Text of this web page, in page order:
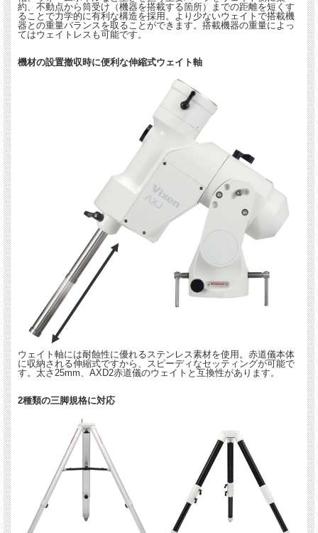
約、不動点から筒受け（機器を搭載する箇所）までの距離を短くす
ることで力学的に有利な構造を採用。より少ないウェイトで搭載機
器との重量バランスを取ることができます。搭載機器の重量によっ
てはウェイトレスも可能です。
機材の設置撤収時に便利な伸縮式ウェイト軸
ウェイト軸には耐蝕性に優れるステンレス素材を使用。赤道儀本体
に収納される伸縮式ですから、スピーディなセッティングが可能で
す。太さ25mm、AXD2赤道儀のウェイトと互換性があります。
2種類の三脚規格に対応